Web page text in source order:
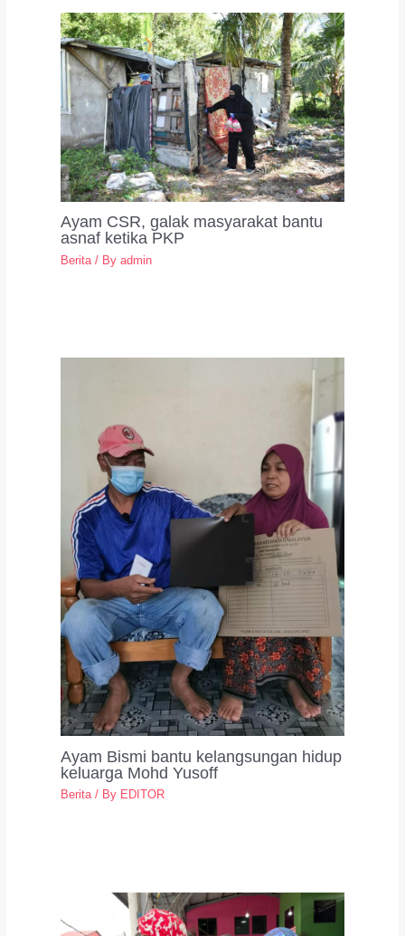
Ayam CSR, galak masyarakat bantu
asnaf ketika PKP
Berita / Byadmin
Ayam Bismi bantu kelangsungan hidup
keluarga Mohd Yusoff
Berita/ By EDITOR